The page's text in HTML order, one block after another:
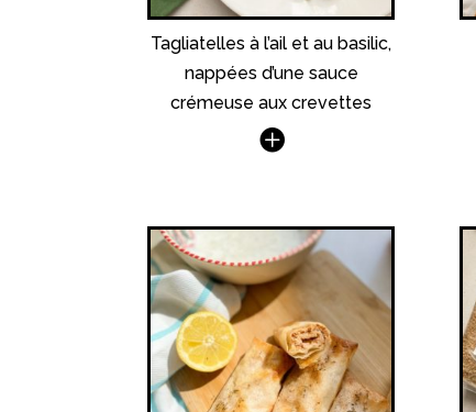
Tagliatelles à l’ail et au basilic,
nappées d’une sauce
crémeuse aux crevettes